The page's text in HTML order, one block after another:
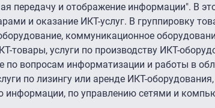
передачу и отображение информации". В
и оказание ИКТ-услуг. В группировку
коммуникационное
товары, услуги по производству ИКТ-
по вопросам информатизации и работы в
по лизингу или аренде ИКТ-
информации, по управлению сетями и